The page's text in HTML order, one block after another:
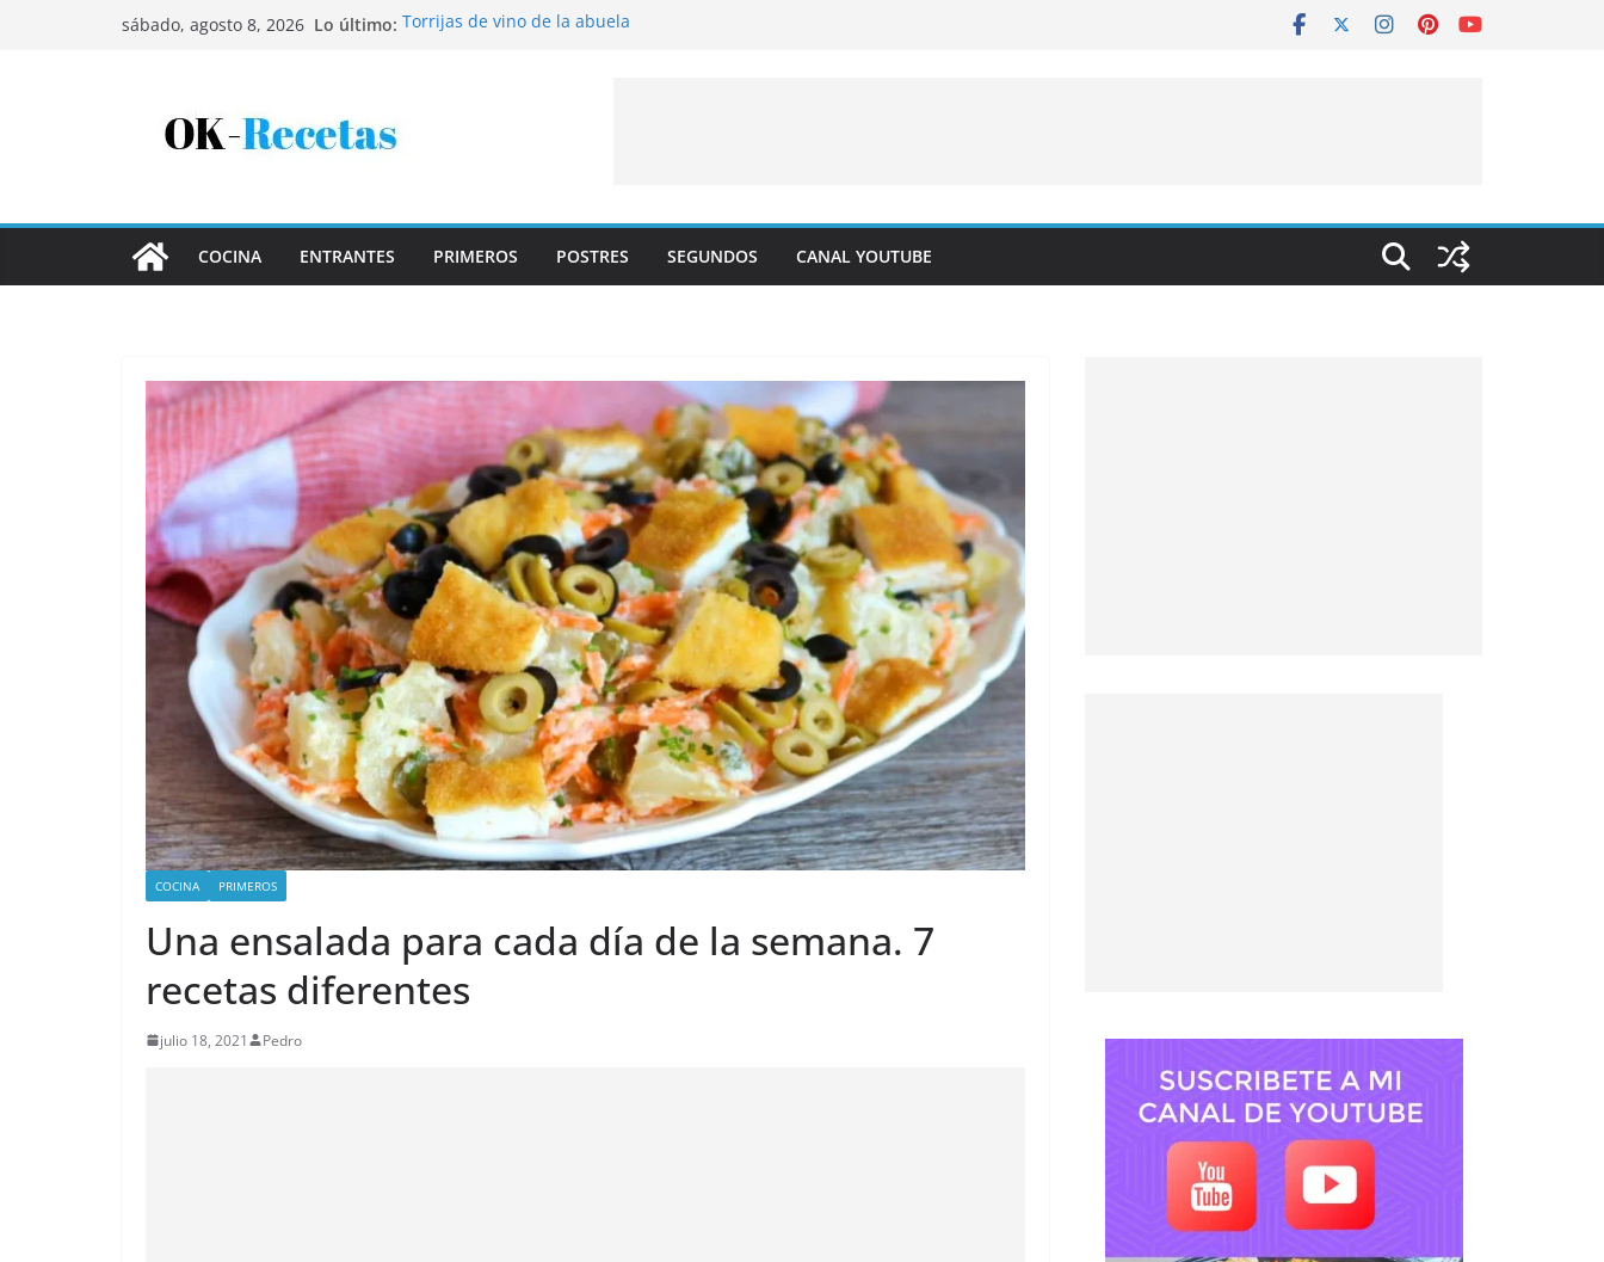
sábado, agosto 8, 2026 Lo último: Torrijas de vino de la abuela
COCINA ENTRANTES PRIMEROS POSTRES SEGUNDOS CANAL YOUTUBE
COCINA PRIMEROS
Una ensalada para cada día de la semana. 7
recetas diferentes
julio 18, 2021 Pedro